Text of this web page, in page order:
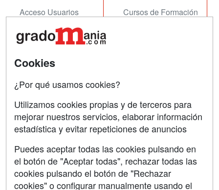
Acceso Usuarios
Acceso Centros
Cursos de Formación
Contactar
Copyleft
Grupo formazion:
Cookies
¿Por qué usamos cookies?
Utilizamos cookies propias y de terceros para
mejorar nuestros servicios, elaborar información
estadística y evitar repeticiones de anuncios
Puedes aceptar todas las cookies pulsando en
el botón de "Aceptar todas", rechazar todas las
cookies pulsando el botón de "Rechazar
cookies" o configurar manualmente usando el